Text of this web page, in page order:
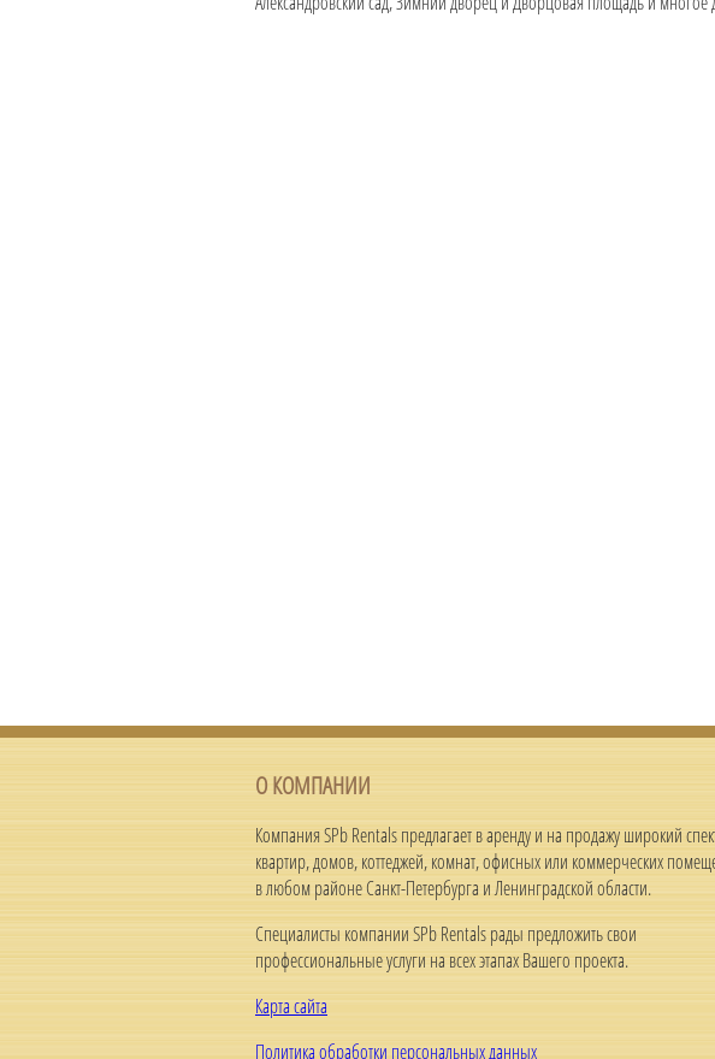
О КОМПАНИИ
Компания SPb Rentals предлагает в аренду и на продажу широкий
квартир, домов, коттеджей, комнат, офисных или коммерческих
в любом районе Санкт-Петербурга и Ленинградской области.
Специалисты компании SPb Rentals рады предложить свои
профессиональные услуги на всех этапах Вашего проекта.
Карта сайта
Политика обработки персональных данных